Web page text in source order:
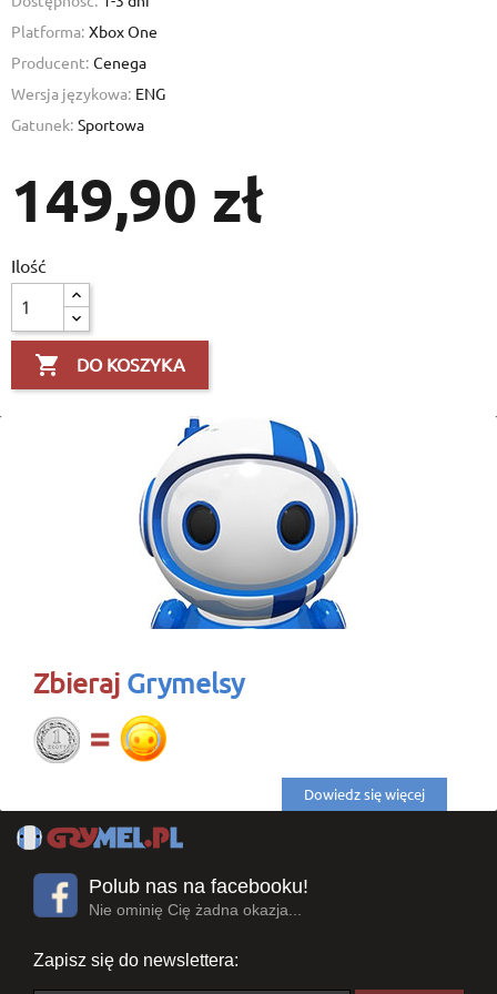
Platforma: Xbox One
Producent: Cenega
Wersja językowa: ENG
Gatunek: Sportowa
149,90 zł
Ilość
 DO KOSZYKA
Zbieraj Grymelsy
Dowiedz się więcej
Polub nas na facebooku!
Nie ominię Cię żadna okazja...
Zapisz się do newslettera: